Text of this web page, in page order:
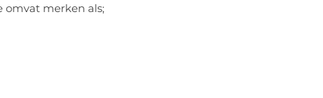
omvat merken als;